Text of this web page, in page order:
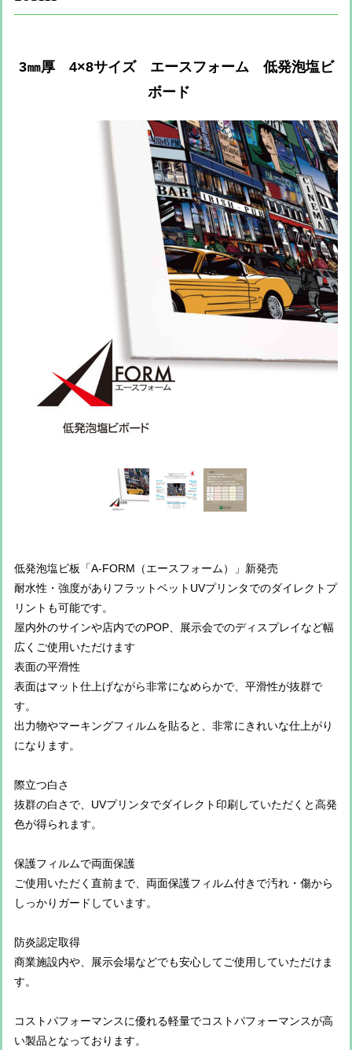
3㎜厚 4×8サイズ エースフォーム 低発泡塩ビ
ボード
低発泡塩ビ板「A-FORM（エースフォーム）」新発売
耐水性・強度がありフラットベットUVプリンタでのダイレクトプ
リントも可能です。
屋内外のサインや店内でのPOP、展示会でのディスプレイなど幅
広くご使用いただけます
表面の平滑性
表面はマット仕上げながら非常になめらかで、平滑性が抜群で
す。
出力物やマーキングフィルムを貼ると、非常にきれいな仕上がり
になります。
際立つ白さ
抜群の白さで、UVプリンタでダイレクト印刷していただくと高発
色が得られます。
保護フィルムで両面保護
ご使用いただく直前まで、両面保護フィルム付きで汚れ・傷から
しっかりガードしています。
防炎認定取得
商業施設内や、展示会場などでも安心してご使用していただけま
す。
コストパフォーマンスに優れる軽量でコストパフォーマンスが高
い製品となっております。